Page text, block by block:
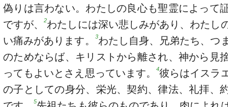
偽りは言わない。わたしの良心も聖霊によって
ですが、2わたしには深い悲しみがあり、わたし
い痛みがあります。
3わたし自身、兄弟たち、つ
のためならば、キリストから離され、神から見
ってもよいとさえ思っています。4彼らはイスラ
の子としての身分、栄光、契約、律法、礼拝、
5